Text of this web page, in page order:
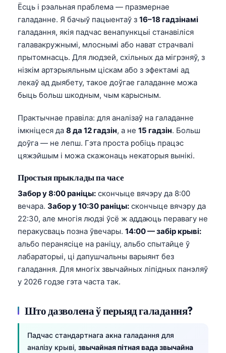
Ёсць і рэальная праблема — празмернае
галаданне. Я бачыў пацыентаў з 16–18 гадзінамі
галадання, якія падчас венапункцыі станавіліся
галавакружнымі, млоснымі або нават страчвалі
прытомнасць. Для людзей, схільных да мігрэняў, з
нізкім артэрыяльным ціскам або з эфектамі ад
лекаў ад дыябету, такое доўгае галаданне можа
быць больш шкодным, чым карысным.
Практычнае правіла: для аналізаў на галаданне
імкніцеся да 8 да 12 гадзін, а не 15 гадзін. Больш
доўга — не лепш. Гэта проста робіць працэс
цяжэйшым і можа скажонаць некаторыя вынікі.
Простыя прыклады па часе
Забор у 8:00 раніцы: скончыце вячэру да 8:00
вечара. Забор у 10:30 раніцы: скончыце вячэру да
22:30, але многія людзі ўсё ж аддаюць перавагу не
перакусваць позна ўвечары. 14:00 — забір крыві:
альбо перанясіце на раніцу, альбо спытайце ў
лабараторыі, ці дапушчальны варыянт без
галадання. Для многіх звычайных ліпідных панэляў
у 2026 годзе гэта часта так.
Што дазволена ў перыяд галадання?
Падчас стандартнага акна галадання для
аналізу крыві, звычайная пітная вада звычайна
Čeština
Русский
Polski
한국어
Slovenščina
Magyar
বাংলা
اردو
తెలుగు
தமிழ்
ಕನ್ನಡ
മലയാളം
Bahasa Melayu
Tiếng Việt
Tagalog
ไทย